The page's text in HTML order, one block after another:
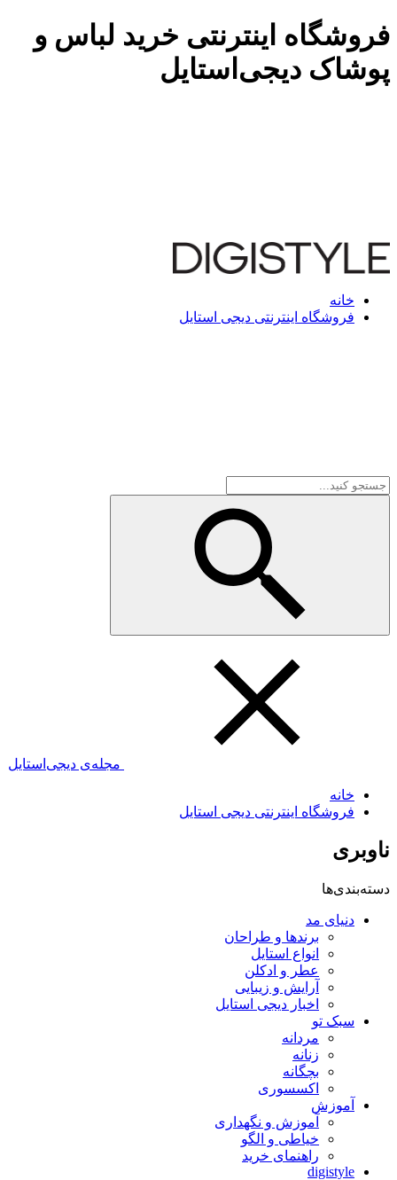
فروشگاه اینترنتی خرید لباس و
پوشاک دیجی‌استایل
خانه
فروشگاه اینترنتی دیجی استایل
مجله‌ی دیجی‌استایل
خانه
فروشگاه اینترنتی دیجی استایل
ناوبری
دسته‌بندی‌ها
دنیای مد
برندها و طراحان
انواع استایل
عطر و ادکلن
آرایش و زیبایی
اخبار دیجی استایل
سبک تو
مردانه
زنانه
بچگانه
اکسسوری
آموزش
آموزش و نگهداری
خیاطی و الگو
راهنمای خرید
digistyle